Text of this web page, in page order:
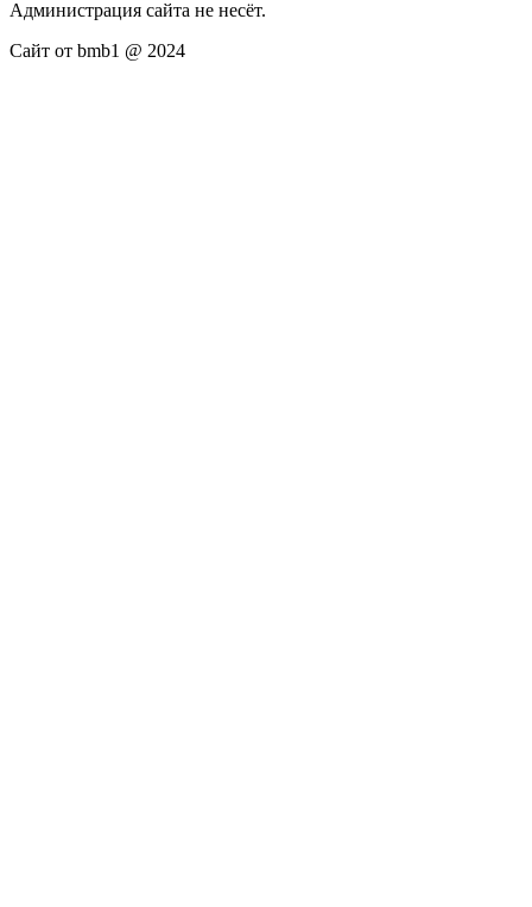
Администрация сайта не несёт.
Сайт от bmb1 @ 2024